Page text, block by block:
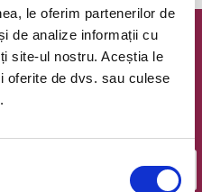
le oferim partenerilor de
de analize informații cu
site-ul nostru. Aceștia le
oferite de dvs. sau culese
Bilete.ro
cu cele mai noi